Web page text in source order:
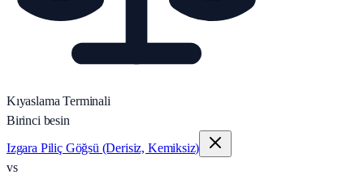
Kıyaslama Terminali
Birinci besin
Izgara Piliç Göğsü (Derisiz, Kemiksiz)
vs